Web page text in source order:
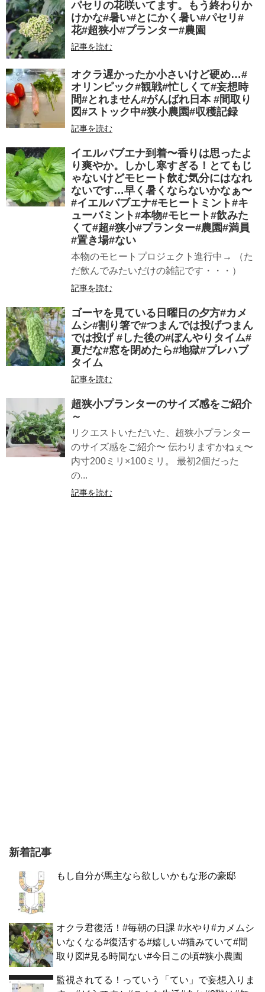
パセリの花咲いてます。もう終わりか
けかな#暑い#とにかく暑い#パセリ#
花#超狭小#プランター#農園
記事を読む
オクラ遅かったか︎小さいけど硬め…#
オリンピック#観戦#忙しくて#妄想時
間#とれません#がんばれ日本 #間取り
図#ストック中#狭小農園#収穫記録
記事を読む
イエルバブエナ到着〜香りは思ったよ
り爽やか。しかし寒すぎる！とてもじ
ゃないけどモヒート飲む気分にはなれ
ないです…早く暑くならないかなぁ〜
#イエルバブエナ#モヒートミント#キ
ューバミント#本物#モヒート#飲みた
くて#超#狭小#プランター#農園#満員
#置き場#ない
本物のモヒートプロジェクト進行中→ （た
だ飲んでみたいだけの雑記です・・・）
記事を読む
ゴーヤを見ている日曜日の夕方#カメ
ムシ#割り箸で#つまんでは投げつまん
では投げ #した後の#ぼんやりタイム#
夏だな#窓を閉めたら#地獄#プレハブ
タイム
記事を読む
超狭小プランターのサイズ感をご紹介
～
リクエストいただいた、超狭小プランター
のサイズ感をご紹介〜 伝わりますかねぇ〜
内寸200ミリ×100ミリ。 最初2個だった
の...
記事を読む
新着記事
もし自分が馬主なら欲しいかもな形の豪邸
オクラ君復活！#毎朝の日課 #水やり#カメムシ
いなくなる#復活する#嬉しい#猫みていて#間
取り図#見る時間ない#今日この頃#狭小農園
監視されてる！っていう「てい」で妄想入りま